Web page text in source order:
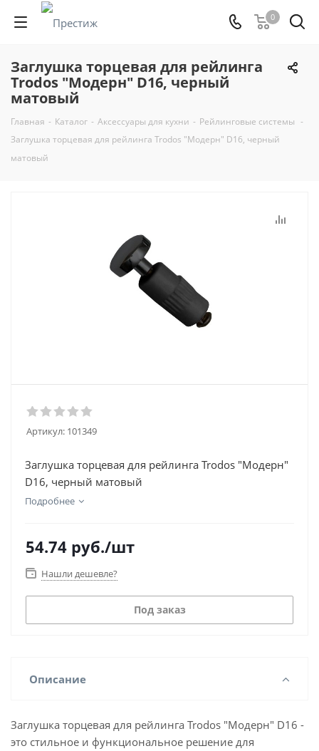
0
Заглушка торцевая для рейлинга
Trodos "Модерн" D16, черный
матовый
Главная - Каталог - Аксессуары для кухни - Рейлинговые системы -
Заглушка торцевая для рейлинга Trodos "Модерн" D16, черный
матовый
Артикул: 101349
Заглушка торцевая для рейлинга Trodos "Модерн"
D16, черный матовый
Подробнее
54.74 руб./шт
Нашли дешевле?
Под заказ
Описание
Заглушка торцевая для рейлинга Trodos "Модерн" D16 -
это стильное и функциональное решение для